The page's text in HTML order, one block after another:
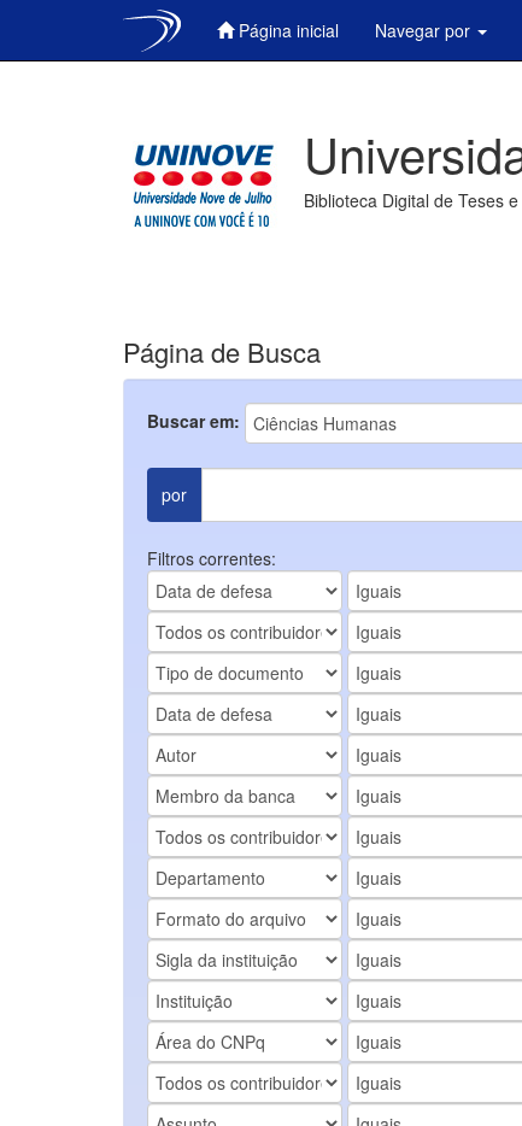
Página inicial Navegar por
Biblioteca Digital de Teses
Página de Busca
Buscar em:
por
Filtros correntes: